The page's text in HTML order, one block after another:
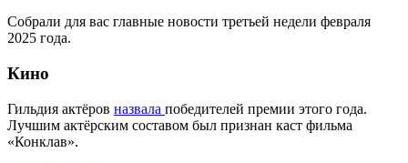
Собрали для вас главные новости третьей недели февраля
2025 года.
Кино
Гильдия актёров назвала победителей премии этого года.
Лучшим актёрским составом был признан каст фильма
«Конклав».